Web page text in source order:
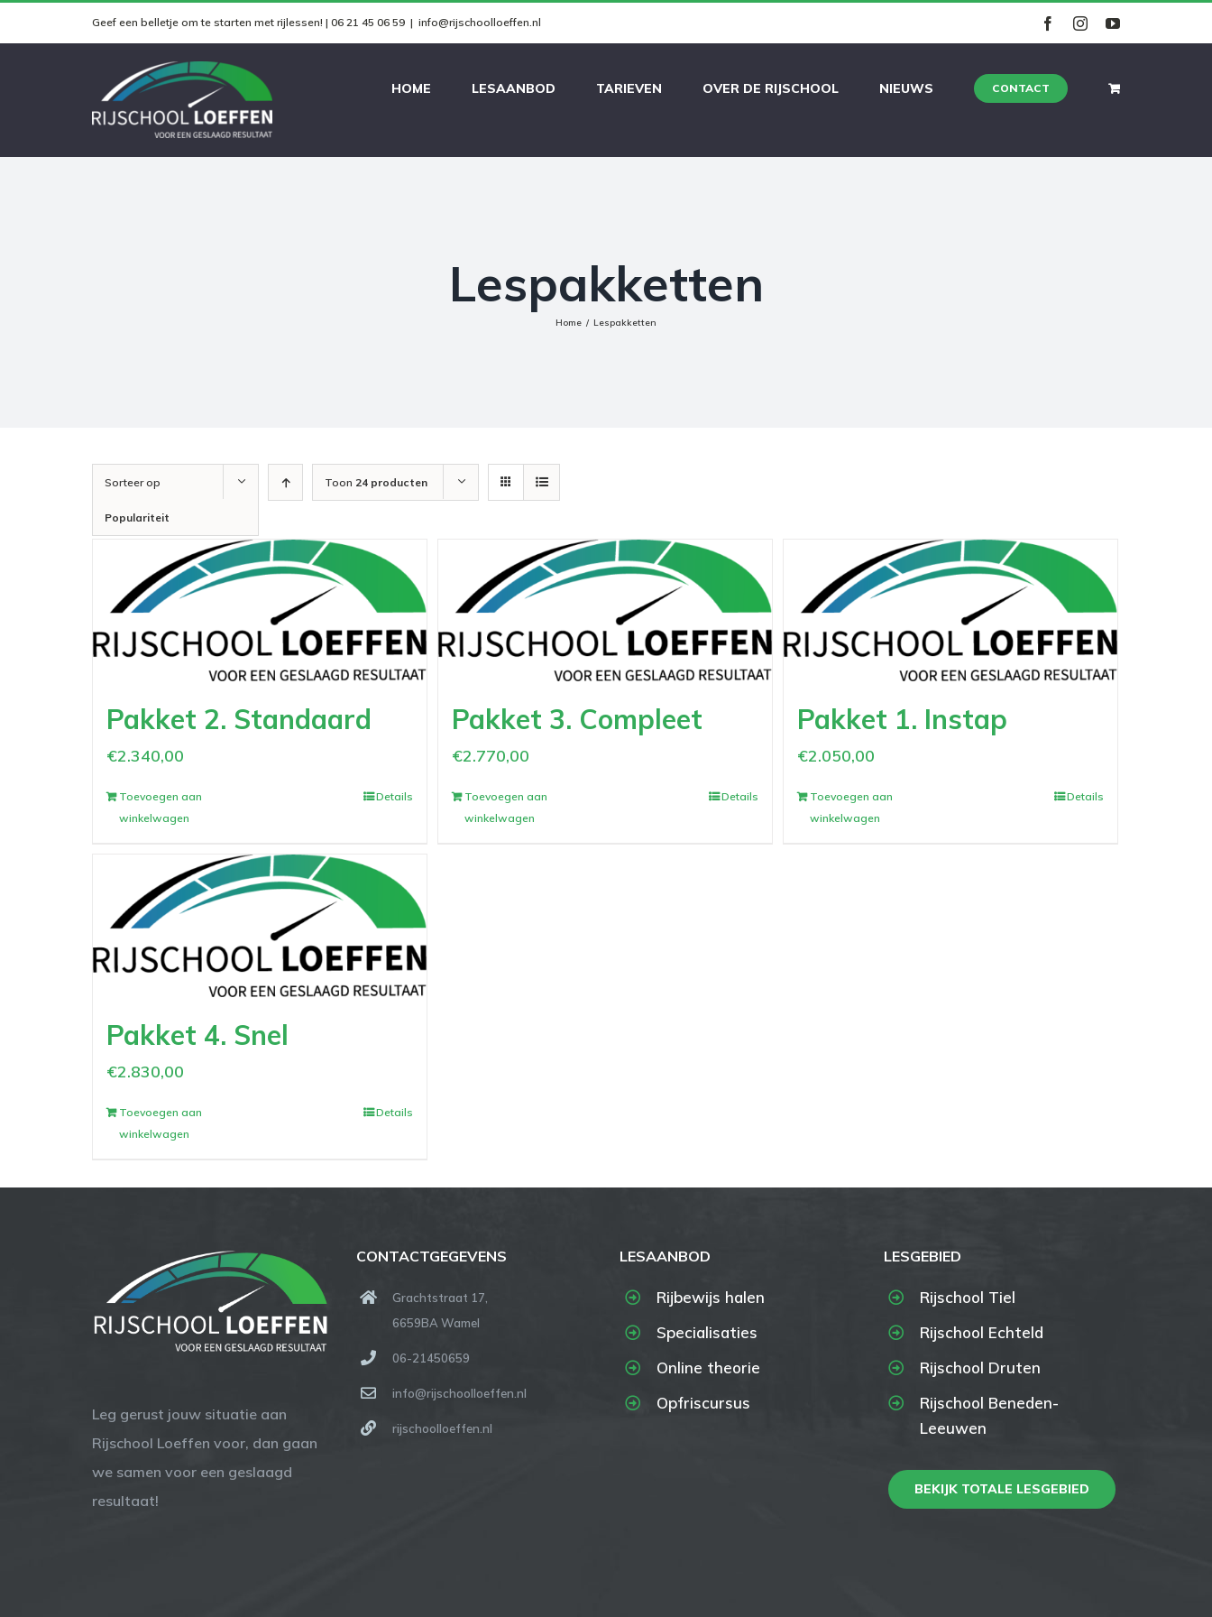
to
Geef een belletje om te starten met rijlessen! | 06 21 45 06 59 | info@rijschoolloeffen.nl facebookinstagramyoutube
HOME LESAANBOD TARIEVEN OVER DE RIJSCHOOL NIEUWS CONTACT
Lespakketten
Home / Lespakketten
Sorteer op
Populariteit
Toon 24 producten
Pakket 2. Standaard
€2.340,00
Toevoegen aan
winkelwagen
Details
Pakket 3. Compleet
€2.770,00
Toevoegen aan
winkelwagen
Details
Pakket 1. Instap
€2.050,00
Toevoegen aan
winkelwagen
Details
Pakket 4. Snel
€2.830,00
Toevoegen aan
winkelwagen
Details
Leg gerust jouw situatie aan
Rijschool Loeffen voor, dan gaan
we samen voor een geslaagd
resultaat!
CONTACTGEGEVENS
Grachtstraat 17,
6659BA Wamel
06-21450659
info@rijschoolloeffen.nl
rijschoolloeffen.nl
LESAANBOD
Rijbewijs halen
Specialisaties
Online theorie
Opfriscursus
LESGEBIED
Rijschool Tiel
Rijschool Echteld
Rijschool Druten
Rijschool Beneden-
Leeuwen
BEKIJK TOTALE LESGEBIED